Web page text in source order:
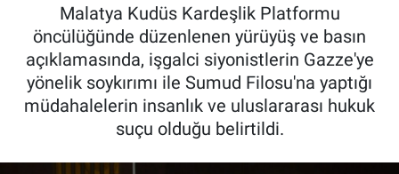
Malatya Kudüs Kardeşlik Platformu
öncülüğünde düzenlenen yürüyüş ve basın
açıklamasında, işgalci siyonistlerin Gazze'ye
yönelik soykırımı ile Sumud Filosu'na yaptığı
müdahalelerin insanlık ve uluslararası hukuk
suçu olduğu belirtildi.